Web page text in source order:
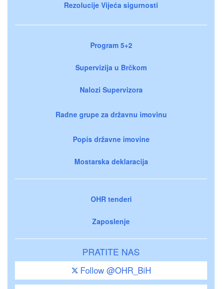
Rezolucije Vijeća sigurnosti
Program 5+2
Supervizija u Brčkom
Nalozi Supervizora
Radne grupe za državnu imovinu
Popis državne imovine
Mostarska deklaracija
OHR tenderi
Zaposlenje
PRATITE NAS
Follow @OHR_BiH